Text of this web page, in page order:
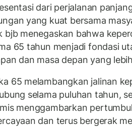
dari perjalanan
yang kuat bersama
bjb menegaskan bahwa
65 tahun menjadi fondasi
dan masa depan yang
65 melambangkan jalinan
selama puluhan tahun,
menggambarkan
dan terus bergerak